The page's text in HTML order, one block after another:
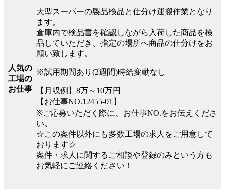
人気の
工場の
お仕事
大型スーパーの製品検品と仕分け運搬作業となり
ます。
倉庫内で検品書を確認しながら入荷した商品を検
品していただき、指定の場所へ商品の仕分けをお
願い致します。
※試用期間あり(2週間)時給変動なし
【月収例】8万～10万円
【お仕事NO.12455-01】
※ご応募いただく際に、お仕事NO.をお伝えくださ
い。
☆この案件以外にも多数工場の求人をご用意して
おります☆
案件・求人に関するご相談や登録のみという方も
お気軽にご連絡ください！